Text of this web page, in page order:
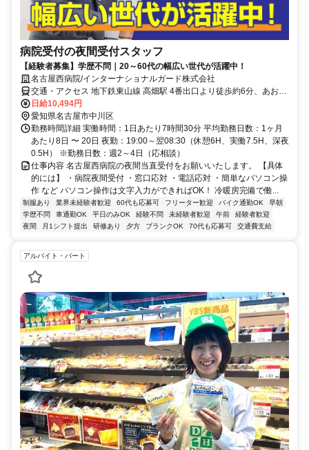
病院受付の夜間受付スタッフ
【経験者募集】学歴不問｜20～60代の幅広い世代が活躍中！
名古屋西病院/インターナショナルガード株式会社
交通・アクセス 地下鉄東山線 高畑駅 4番出口より徒歩約6分、あおな
み線 荒子駅より徒歩約3分
日給10,494円
愛知県名古屋市中川区
勤務時間詳細 実働時間：1日あたり7時間30分 平均勤務日数：1ヶ月
あたり8日 〜 20日 夜勤：19:00～翌08:30（休憩6H、実働7.5H、深夜
0.5H） ※勤務日数：週2～4日（応相談）
仕事内容 名古屋西病院の夜間当直受付をお願いいたします。 【具体
的には】 ・病院夜間受付 ・窓口応対 ・電話応対 ・簡単なパソコン操
作 など パソコン操作は文字入力ができればOK！ 冷暖房完備で働...
制服あり 業界未経験者歓迎 60代も応募可 フリーター歓迎 バイク通勤OK
早朝
学歴不問
車通勤OK 平日のみOK 経験不問 未経験者歓迎 午前
経験者歓迎
夜間
月1シフト提出 研修あり 夕方 ブランクOK 70代も応募可 交通費支給
アルバイト・パート